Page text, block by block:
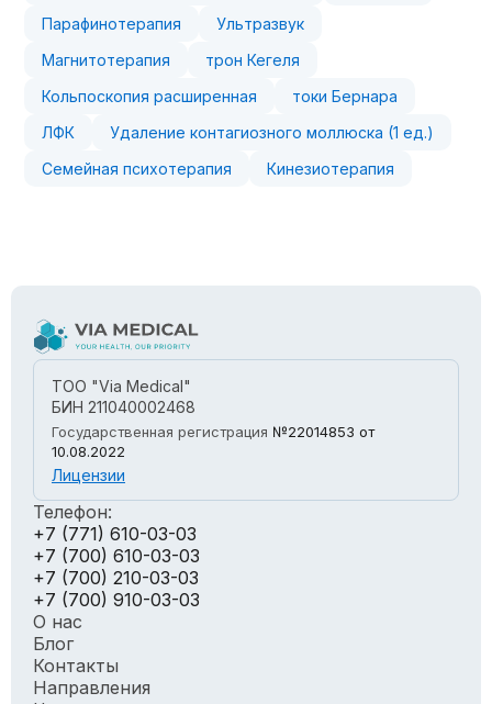
Парафинотерапия
Ультразвук
Магнитотерапия
трон Кегеля
Кольпоскопия расширенная
токи Бернара
ЛФК
Удаление контагиозного моллюска (1 ед.)
Семейная психотерапия
Кинезиотерапия
ТОО "Via Medical"
БИН 211040002468
Государственная регистрация №22014853 от
10.08.2022
Лицензии
Телефон:
+7 (771) 610-03-03
+7 (700) 610-03-03
+7 (700) 210-03-03
+7 (700) 910-03-03
О нас
Блог
Контакты
Направления